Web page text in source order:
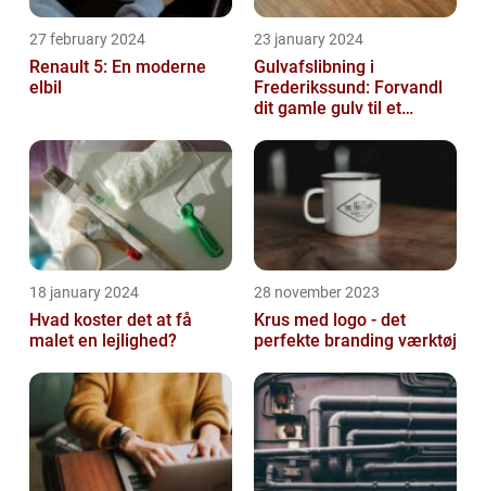
27 february 2024
Renault 5: En moderne
elbil
23 january 2024
Gulvafslibning i
Frederikssund: Forvandl
dit gamle gulv til et
18 january 2024
Hvad koster det at få
malet en lejlighed?
28 november 2023
Krus med logo - det
perfekte branding værktøj